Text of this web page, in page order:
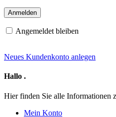
Angemeldet bleiben
Neues Kundenkonto anlegen
Hallo .
Hier finden Sie alle Informationen
Mein Konto